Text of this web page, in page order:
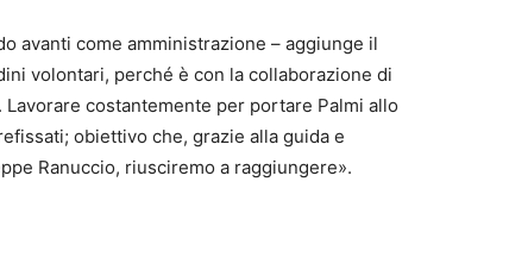
avanti come amministrazione – aggiunge il
volontari, perché è con la collaborazione di
costantemente per portare Palmi allo
obiettivo che, grazie alla guida e
Ranuccio, riusciremo a raggiungere».